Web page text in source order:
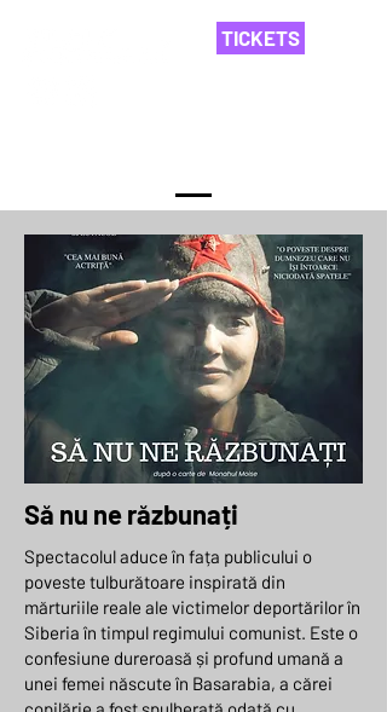
TICKETS
Să nu ne răzbunați
Spectacolul aduce în fața publicului o
poveste tulburătoare inspirată din
mărturiile reale ale victimelor deportărilor în
Siberia în timpul regimului comunist. Este o
confesiune dureroasă și profund umană a
unei femei născute în Basarabia, a cărei